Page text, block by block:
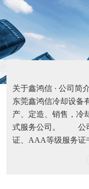
关于鑫鸿信 · 公司简
东莞鑫鸿信冷却设备
产、定造、销售，冷
式服务公司。 公司
证、AAA等级服务证